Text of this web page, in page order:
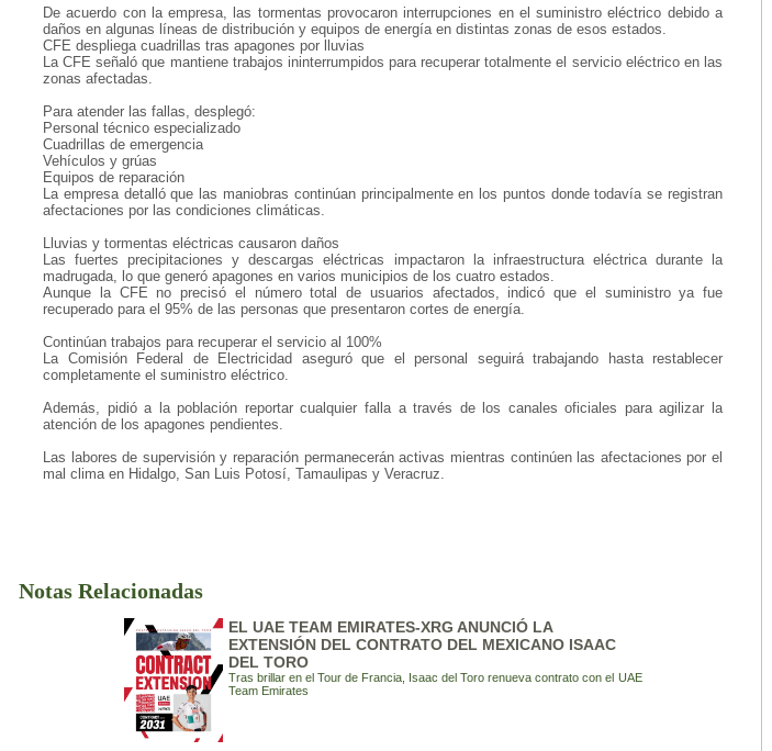
De acuerdo con la empresa, las tormentas provocaron interrupciones en el suministro eléctrico debido a
daños en algunas líneas de distribución y equipos de energía en distintas zonas de esos estados.
CFE despliega cuadrillas tras apagones por lluvias
La CFE señaló que mantiene trabajos ininterrumpidos para recuperar totalmente el servicio eléctrico en las
zonas afectadas.
Para atender las fallas, desplegó:
Personal técnico especializado
Cuadrillas de emergencia
Vehículos y grúas
Equipos de reparación
La empresa detalló que las maniobras continúan principalmente en los puntos donde todavía se registran
afectaciones por las condiciones climáticas.
Lluvias y tormentas eléctricas causaron daños
Las fuertes precipitaciones y descargas eléctricas impactaron la infraestructura eléctrica durante la
madrugada, lo que generó apagones en varios municipios de los cuatro estados.
Aunque la CFE no precisó el número total de usuarios afectados, indicó que el suministro ya fue
recuperado para el 95% de las personas que presentaron cortes de energía.
Continúan trabajos para recuperar el servicio al 100%
La Comisión Federal de Electricidad aseguró que el personal seguirá trabajando hasta restablecer
completamente el suministro eléctrico.
Además, pidió a la población reportar cualquier falla a través de los canales oficiales para agilizar la
atención de los apagones pendientes.
Las labores de supervisión y reparación permanecerán activas mientras continúen las afectaciones por el
mal clima en Hidalgo, San Luis Potosí, Tamaulipas y Veracruz.
Notas Relacionadas
EL UAE TEAM EMIRATES-XRG ANUNCIÓ LA
EXTENSIÓN DEL CONTRATO DEL MEXICANO ISAAC
DEL TORO
Tras brillar en el Tour de Francia, Isaac del Toro renueva contrato con el UAE
Team Emirates